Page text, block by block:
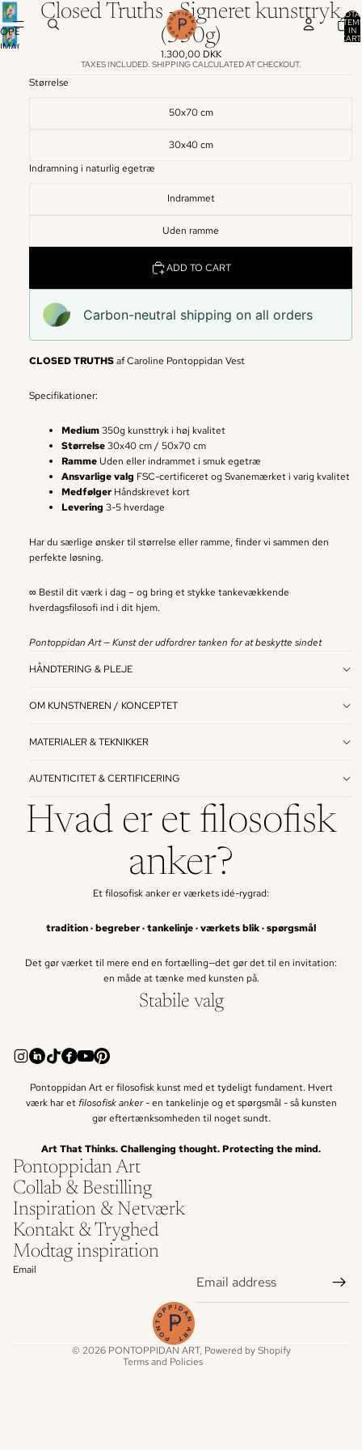
IN
OPEN
IMAGE
Closed Truths - Signeret kunsttryk
(350g)
1.300,00 DKK
TAXES INCLUDED. SHIPPING CALCULATED AT CHECKOUT.
Størrelse
50x70 cm
30x40 cm
Indramning i naturlig egetræ
Indrammet
Uden ramme
ADD TO CART
Carbon-neutral shipping on all orders
CLOSED TRUTHSaf Caroline Pontoppidan Vest
Specifikationer:
Medium350g kunsttryk i høj kvalitet
Størrelse30x40 cm / 50x70 cm
RammeUden eller indrammet i smuk egetræ
Ansvarlige valg FSC-certificeret og Svanemærket i varig kvalitet
Medfølger Håndskrevet kort
Levering 3-5 hverdage
Har du særlige ønsker til størrelse eller ramme, finder vi sammen den
perfekte løsning.
∞ Bestil dit værk i dag – og bring et stykke tankevækkende
hverdagsfilosofi ind i dit hjem.
Pontoppidan Art — Kunst der udfordrer tanken for at beskytte sindet
HÅNDTERING & PLEJE
OM KUNSTNEREN / KONCEPTET
MATERIALER & TEKNIKKER
AUTENTICITET & CERTIFICERING
Hvad er et filosofisk
anker?
Et filosofisk anker er værkets idé-rygrad:
tradition · begreber · tankelinje · værkets blik · spørgsmål
Det gør værket til mere end en fortælling—det gør det til en invitation:
en måde at tænke med kunsten på.
Stabile valg
Pontoppidan Art er filosofisk kunst med et tydeligt fundament. Hvert
værk har et filosofisk anker -en tankelinje og et spørgsmål - så kunsten
gør eftertænksomheden til noget sundt.
Art That Thinks. Challenging thought. Protecting the mind.
Pontoppidan Art
Collab & Bestilling
Inspiration & Netværk
Kontakt & Tryghed
Modtag inspiration
Email
© 2026 PONTOPPIDAN ART, Powered by Shopify
Terms and Policies
Refund policy
Privacy policy
Terms of service
Contact information